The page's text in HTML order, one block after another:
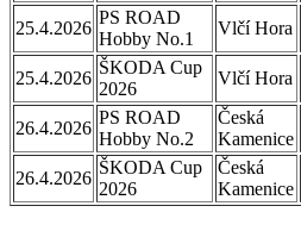
25.4.2026
PS ROAD
Hobby No.1
Vlčí Hora
25.4.2026
ŠKODA Cup
2026
Vlčí Hora
26.4.2026
PS ROAD
Hobby No.2
Česká
Kamenice
26.4.2026
ŠKODA Cup
2026
Česká
Kamenice